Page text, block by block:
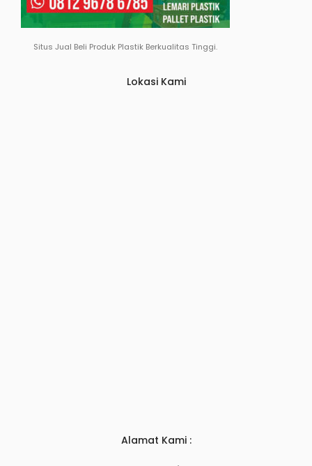
Situs Jual Beli Produk Plastik Berkualitas Tinggi.
Lokasi Kami
Alamat Kami :